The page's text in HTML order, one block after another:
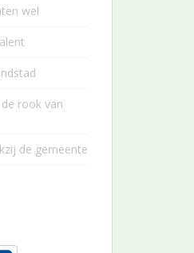
wel
rook van
de gemeente